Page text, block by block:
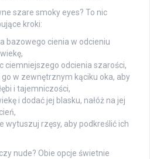
szare smoky eyes? To nic
kroki:
bazowego cienia w odcieniu
ciemniejszego odcienia szarości,
w zewnętrznym kąciku oka, aby
i tajemniczości,
i dodać jej blasku, nałóż na jej
wytuszuj rzęsy, aby podkreślić ich
nude? Obie opcje świetnie